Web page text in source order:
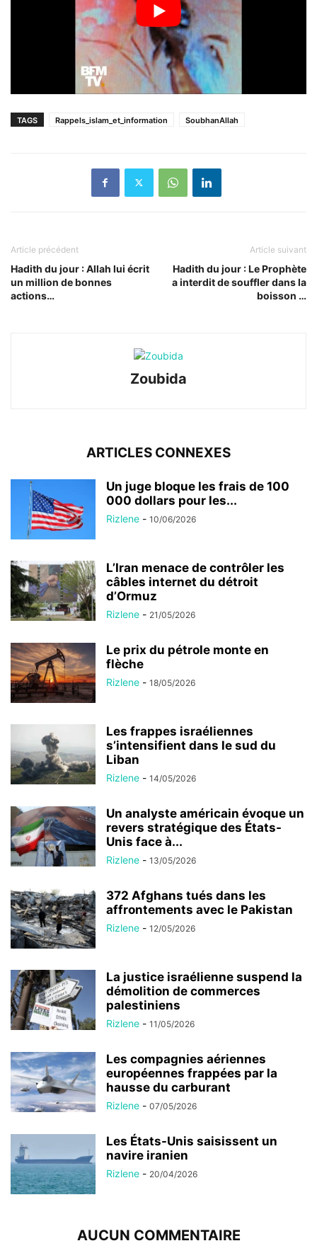
TAGS Rappels_islam_et_information SoubhanAllah
Article précédent
Hadith du jour : Allah lui écrit
un million de bonnes
actions…
Article suivant
Hadith du jour : Le Prophète
a interdit de souffler dans la
boisson …
Zoubida
ARTICLES CONNEXES
Un juge bloque les frais de 100
000 dollars pour les...
Rizlene - 10/06/2026
L’Iran menace de contrôler les
câbles internet du détroit
d’Ormuz
Rizlene - 21/05/2026
Le prix du pétrole monte en
flèche
Rizlene - 18/05/2026
Les frappes israéliennes
s’intensifient dans le sud du
Liban
Rizlene - 14/05/2026
Un analyste américain évoque un
revers stratégique des États-
Unis face à...
Rizlene - 13/05/2026
372 Afghans tués dans les
affrontements avec le Pakistan
Rizlene - 12/05/2026
La justice israélienne suspend la
démolition de commerces
palestiniens
Rizlene - 11/05/2026
Les compagnies aériennes
européennes frappées par la
hausse du carburant
Rizlene - 07/05/2026
Les États-Unis saisissent un
navire iranien
Rizlene - 20/04/2026
AUCUN COMMENTAIRE